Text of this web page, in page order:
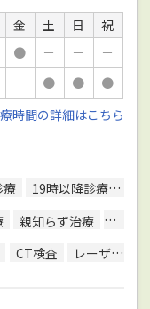
金 土 日
祝
● － －
－
－ ● ●
●
時間の詳細はこちら
療 19時以降診療可
親知らず治療
顎関
CT検査 レーザー治療